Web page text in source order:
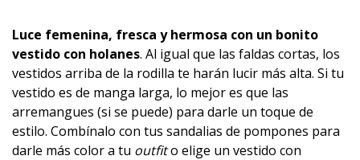
Luce femenina, fresca y hermosa con un bonito
vestido con holanes. Al igual que las faldas cortas, los
vestidos arriba de la rodilla te harán lucir más alta. Si tu
vestido es de manga larga, lo mejor es que las
arremangues (si se puede) para darle un toque de
estilo. Combínalo con tus sandalias de pompones para
darle más color a tu outfito elige un vestido con